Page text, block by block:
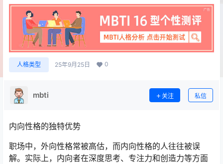
人格类型 25年9月25日 0
mbti 关注 私信
内向性格的独特优势
职场中，外向性格常被高估，而内向性格的人往往被误
解。实际上，内向者在深度思考、专注力和创造力等方面